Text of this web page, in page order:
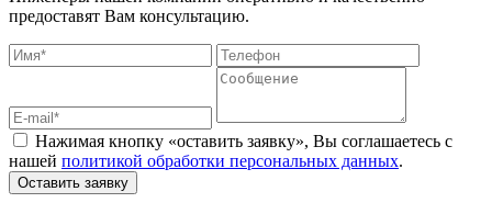
предоставят Вам консультацию.
Нажимая кнопку «оставить заявку», Вы соглашаетесь с
нашей политикой обработки персональных данных.
Оставить заявку